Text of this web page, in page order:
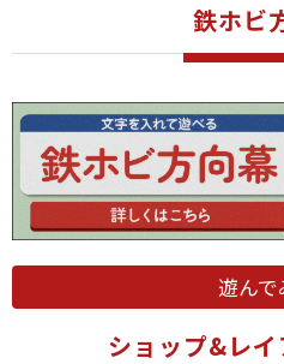
鉄ホビ
遊んで
ショップ&レ